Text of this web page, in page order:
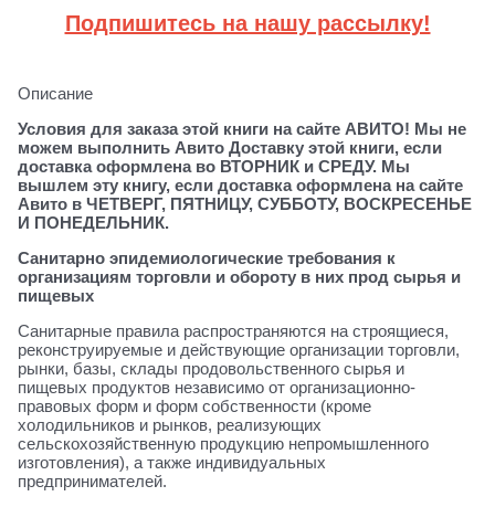
Подпишитесь на нашу рассылку!
Описание
Условия для заказа этой книги на сайте АВИТО! Мы не
можем выполнить Авито Доставку этой книги, если
доставка оформлена во ВТОРНИК и СРЕДУ. Мы
вышлем эту книгу, если доставка оформлена на сайте
Авито в ЧЕТВЕРГ, ПЯТНИЦУ, СУББОТУ, ВОСКРЕСЕНЬЕ
И ПОНЕДЕЛЬНИК.
Санитарно эпидемиологические требования к
организациям торговли и обороту в них прод сырья и
пищевых
Санитарные правила распространяются на строящиеся,
реконструируемые и действующие организации торговли,
рынки, базы, склады продовольственного сырья и
пищевых продуктов независимо от организационно-
правовых форм и форм собственности (кроме
холодильников и рынков, реализующих
сельскохозяйственную продукцию непромышленного
изготовления), а также индивидуальных
предпринимателей.